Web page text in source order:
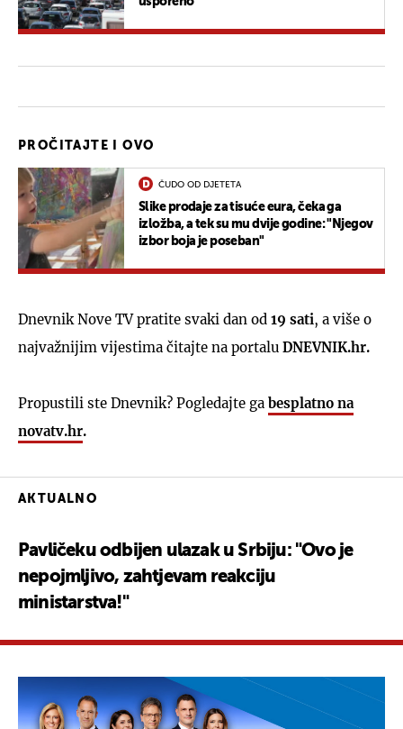
PROČITAJTE I OVO
ČUDO OD DJETETA
Slike prodaje za tisuće eura, čeka ga
izložba, a tek su mu dvije godine: "Njegov
izbor boja je poseban"
Dnevnik Nove TV pratite svaki dan od 19 sati, a više o
najvažnijim vijestima čitajte na portalu DNEVNIK.hr.
Propustili ste Dnevnik? Pogledajte ga besplatno na
novatv.hr.
AKTUALNO
Pavličeku odbijen ulazak u Srbiju: "Ovo je
nepojmljivo, zahtjevam reakciju
ministarstva!"